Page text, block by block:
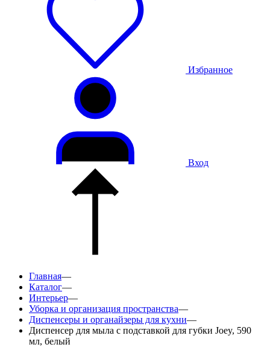
Избранное
Вход
Главная—
Каталог—
Интерьер—
Уборка и организация пространства—
Диспенсеры и органайзеры для кухни—
Диспенсер для мыла с подставкой для губки Joey, 590
мл, белый